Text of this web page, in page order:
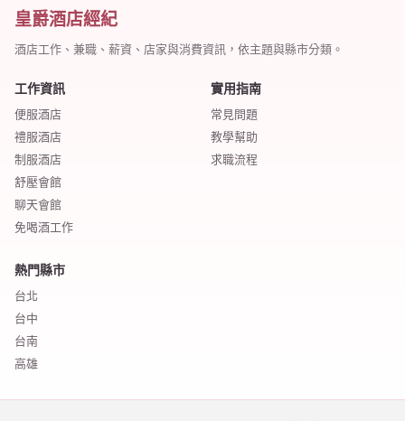
皇爵酒店經紀
酒店工作、兼職、薪資、店家與消費資訊，依主題與縣市分類。
工作資訊
便服酒店
禮服酒店
制服酒店
舒壓會館
聊天會館
免喝酒工作
實用指南
常見問題
教學幫助
求職流程
熱門縣市
台北
台中
台南
高雄